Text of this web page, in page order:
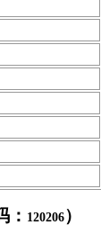
： 120206）